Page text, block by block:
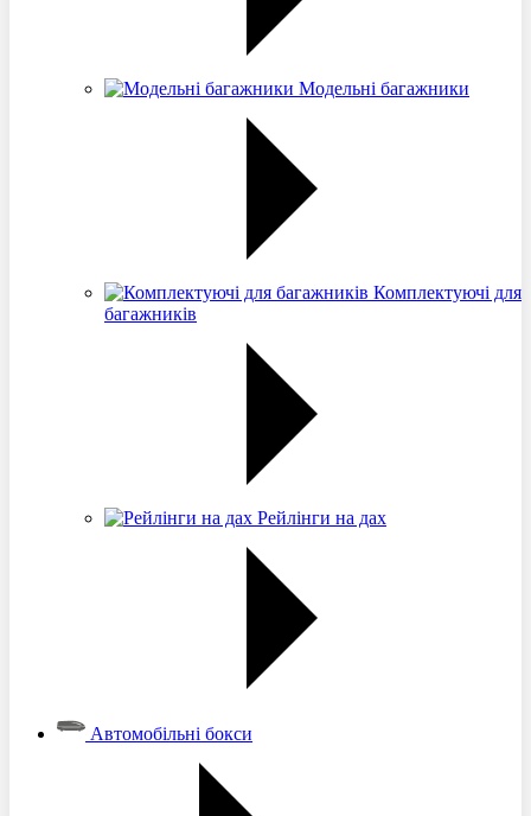
Модельні багажники
Комплектуючі для
багажників
Рейлінги на дах
Автомобільні бокси